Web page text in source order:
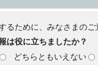
るために、みなさまのご
は役に立ちましたか？
どちらともいえない